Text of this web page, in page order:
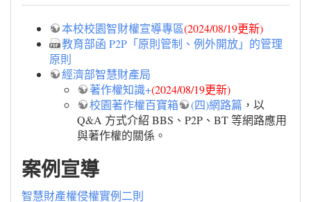
本校校園智財權宣導專區(2024/08/19更新)
教育部函 P2P「原則管制、例外開放」的管理
原則
經濟部智慧財產局
著作權知識+(2024/08/19更新)
校園著作權百寶箱
(四)網路篇 ，以
Q&A 方式介紹 BBS、P2P、BT 等網路應用
與著作權的關係。
案例宣導
智慧財產權侵權實例二則